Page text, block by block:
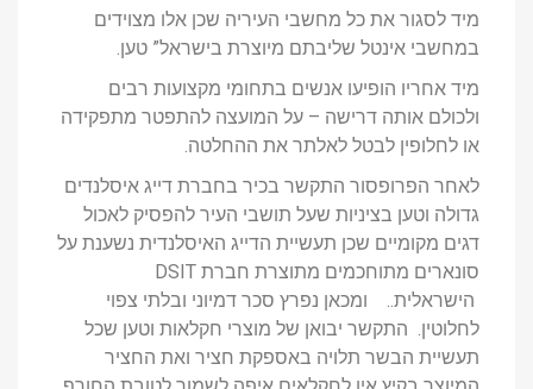
מיד לסגור את כל מחשבי העיריה שכן אלו מצוידים
במחשבי אינטל שליבתם מיוצרת בישראל” טען.
מיד אחריו הופיעו אנשים בתחומי מקצועות רבים
ולכולם אותה דרישה – על המועצה להתפטר מתפקידה
או לחלופין לבטל לאלתר את ההחלטה.
לאחר הפרופסור התקשר בכיר בחברת דייג איסלנדים
גדולה וטען בציניות שעל תושבי העיר להפסיק לאכול
דגים מקומיים שכן תעשיית הדייג האיסלנדית נשענת על
הישראלית.. ומכאן נפרץ סכר דמיוני ובלתי צפוי
לחלוטין. התקשר יבואן של מוצרי חקלאות וטען שכל
תעשיית הבשר תלויה באספקת חציר ואת החציר